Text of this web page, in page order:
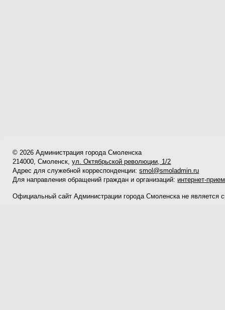
© 2026 Администрация города Смоленска
214000, Смоленск,ул. Октябрьской революции, 1/2
Адрес для служебной корреспонденции:smol@smoladmin.ru
Для направления обращений граждан и организаций: интернет-
Официальный сайт Администрации города Смоленска не является